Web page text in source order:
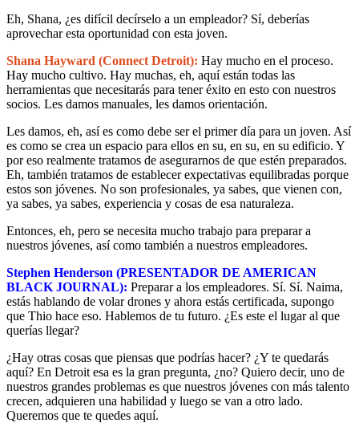
Eh, Shana, ¿es difícil decírselo a un empleador? Sí, deberías
aprovechar esta oportunidad con esta joven.
Shana Hayward (Connect Detroit): Hay mucho en el proceso.
Hay mucho cultivo. Hay muchas, eh, aquí están todas las
herramientas que necesitarás para tener éxito en esto con nuestros
socios. Les damos manuales, les damos orientación.
Les damos, eh, así es como debe ser el primer día para un joven. Así
es como se crea un espacio para ellos en su, en su, en su edificio. Y
por eso realmente tratamos de asegurarnos de que estén preparados.
Eh, también tratamos de establecer expectativas equilibradas porque
estos son jóvenes. No son profesionales, ya sabes, que vienen con,
ya sabes, ya sabes, experiencia y cosas de esa naturaleza.
Entonces, eh, pero se necesita mucho trabajo para preparar a
nuestros jóvenes, así como también a nuestros empleadores.
Stephen Henderson (PRESENTADOR DE AMERICAN
BLACK JOURNAL): Preparar a los empleadores. Sí. Sí. Naima,
estás hablando de volar drones y ahora estás certificada, supongo
que Thio hace eso. Hablemos de tu futuro. ¿Es este el lugar al que
querías llegar?
¿Hay otras cosas que piensas que podrías hacer? ¿Y te quedarás
aquí? En Detroit esa es la gran pregunta, ¿no? Quiero decir, uno de
nuestros grandes problemas es que nuestros jóvenes con más talento
crecen, adquieren una habilidad y luego se van a otro lado.
Queremos que te quedes aquí.